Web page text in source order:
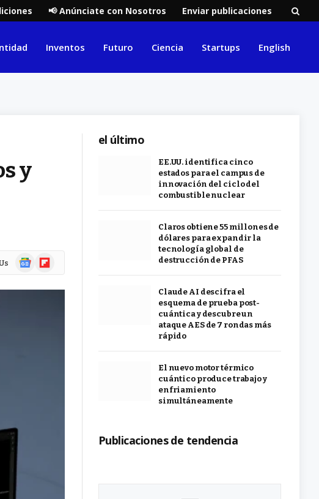
📢 Anúnciate con Nosotros Enviar publicaciones
Inventos Futuro Ciencia Startups English
y
GoogleFlipboard
el último
EE.UU. identifica cinco
estados para el campus de
innovación del ciclo del
combustible nuclear
Claros obtiene 55 millones de
dólares para expandir la
tecnología global de
destrucción de PFAS
Claude AI descifra el
esquema de prueba post-
cuántica y descubre un
ataque AES de 7 rondas más
rápido
El nuevo motor térmico
cuántico produce trabajo y
enfriamiento
simultáneamente
Publicaciones de tendencia